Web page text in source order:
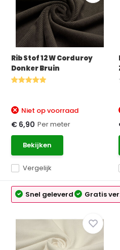
Rib Stof 12 W Corduroy
Donker Bruin
Vergelijk
Niet op voorraad
€ 6,90 Per meter
Bekijken
Snel geleverd Gratis